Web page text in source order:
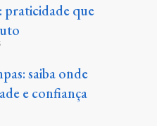
que
saiba onde
e confiança